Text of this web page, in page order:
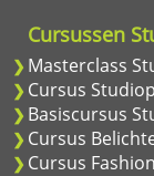
Cursussen
Masterclass
Cursus
Basiscursus
Cursus
Cursus